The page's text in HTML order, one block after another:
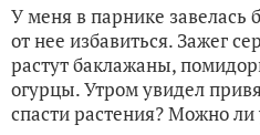
У меня в парнике завелась
от нее избавиться. Зажег
растут баклажаны,
огурцы. Утром увидел
спасти растения? Можно ли